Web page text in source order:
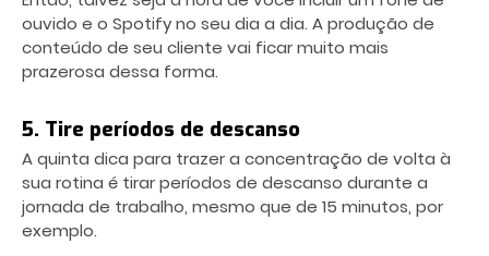
ouvido e o Spotify no seu dia a dia. A produção de
conteúdo de seu cliente vai ficar muito mais
prazerosa dessa forma.
5. Tire períodos de descanso
A quinta dica para trazer a concentração de volta à
sua rotina é tirar períodos de descanso durante a
jornada de trabalho, mesmo que de 15 minutos, por
exemplo.